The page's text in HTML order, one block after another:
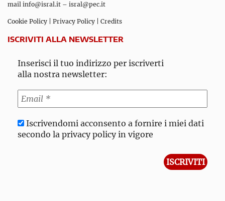
mail info@isral.it – isral@pec.it
Cookie Policy Privacy Policy Credits
ISCRIVITI ALLA NEWSLETTER
Inserisci il tuo indirizzo per iscriverti
alla nostra newsletter:
Iscrivendomi acconsento a fornire i miei dati
secondo la privacy policy in vigore